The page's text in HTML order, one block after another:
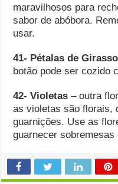
maravilhosos para
sabor de abóbora.
usar.
41- Pétalas de
botão pode ser cozido
42- Violetas – outra
as violetas são florais,
guarnições. Use as
guarnecer sobremesas